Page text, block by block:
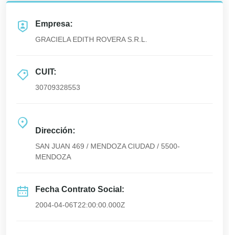
Empresa:
GRACIELA EDITH ROVERA S.R.L.
CUIT:
30709328553
Dirección:
SAN JUAN 469 / MENDOZA CIUDAD / 5500-
MENDOZA
Fecha Contrato Social:
2004-04-06T22:00:00.000Z